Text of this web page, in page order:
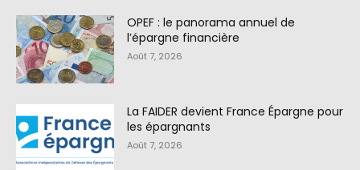
OPEF : le panorama annuel de
l’épargne financière
Août 7, 2026
La FAIDER devient France Épargne pour
les épargnants
Août 7, 2026